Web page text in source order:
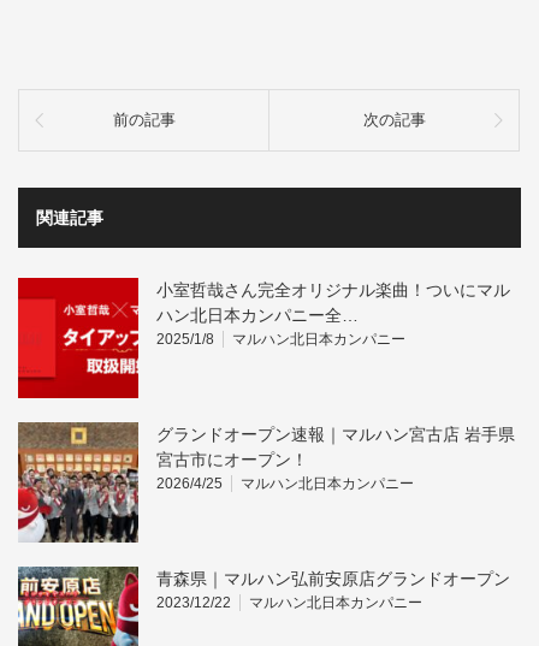
前の記事 次の記事
関連記事
小室哲哉さん完全オリジナル楽曲！ついにマル
ハン北日本カンパニー全…
2025/1/8 マルハン北日本カンパニー
グランドオープン速報｜マルハン宮古店 岩手県
宮古市にオープン！
2026/4/25 マルハン北日本カンパニー
青森県｜マルハン弘前安原店グランドオープン
2023/12/22 マルハン北日本カンパニー